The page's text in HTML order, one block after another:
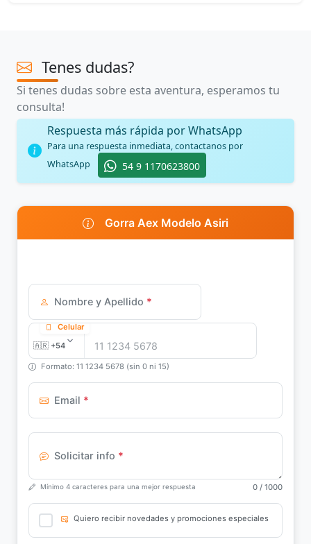
Tenes dudas?
Si tenes dudas sobre esta aventura, esperamos tu
consulta!
Respuesta más rápida por WhatsApp
Para una respuesta inmediata, contactanos por
WhatsApp
54 9 1170623800
Gorra Aex Modelo Asiri
Nombre y Apellido *
Celular
Formato: 11 1234 5678 (sin 0 ni 15)
Email *
Solicitar info *
Mínimo 4 caracteres para una mejor respuesta 0 / 1000
Quiero recibir novedades y promociones especiales